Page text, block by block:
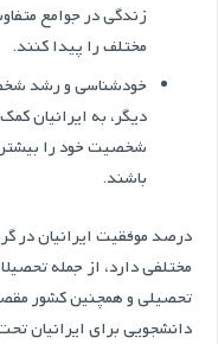
زندگی در جوامع
مختلف را پیدا کنند.
خودشناسی و رشد
دیگر، به ایرانیان
شخصیت خود را
باشند.
درصد موفقیت ایرانیان در
مختلفی دارد، از جمله
تحصیلی و همچنین کشور
دانشجویی برای ایرانیان